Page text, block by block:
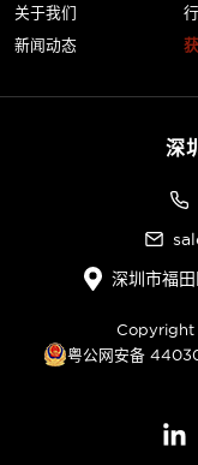
关于我们
新闻动态
深
深圳市福
Copyright
粤公网安备